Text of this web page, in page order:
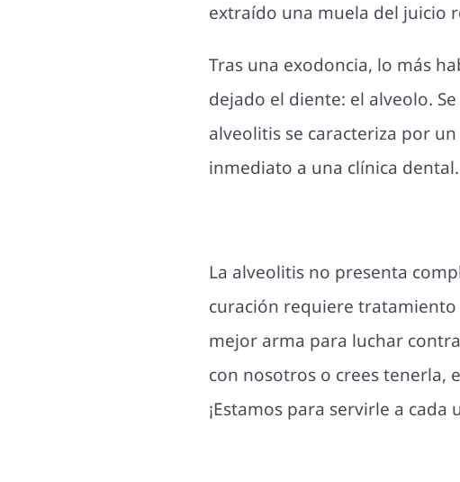
extraído una muela del juicio
Tras una exodoncia, lo más
dejado el diente: el alveolo.
alveolitis se caracteriza por
inmediato a una clínica dental.
La alveolitis no presenta
curación requiere
mejor arma para luchar
con nosotros o crees tenerla,
¡Estamos para servirle a